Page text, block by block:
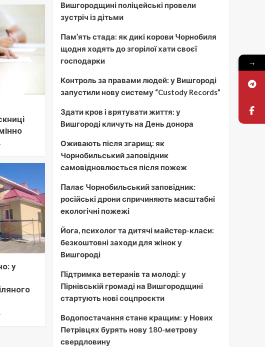
у
Вишгородщині поліцейські провели
зустріч із дітьми
Пам’ять стада: як дикі корови Чорнобиля
щодня ходять до згорілої хати своєї
господарки
Контроль за правами людей: у Вишгороді
запустили нову систему “Custody Records”
Здати кров і врятувати життя: у
Вишгороді кличуть на День донора
Оживають після згарищ: як
Чорнобильський заповідник
самовідновлюється після пожеж
Палає Чорнобильський заповідник:
російські дрони спричиняють масштабні
екологічні пожежі
Йога, психолог та дитячі майстер-класи:
безкоштовні заходи для жінок у
Вишгороді
Підтримка ветеранів та молоді: у
Пірнівській громаді на Вишгородщині
стартують нові соцпроєкти
Водопостачання стане кращим: у Нових
Петрівцях бурять нову 180-метрову
свердловину
→